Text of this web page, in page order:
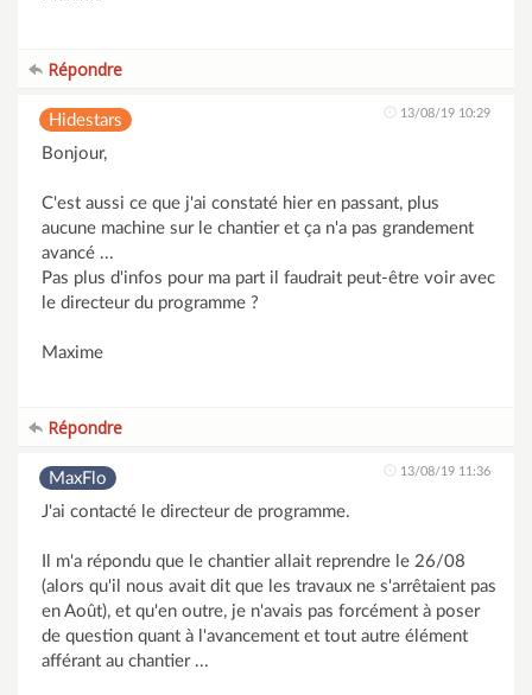
Répondre
Hidestars 13/08/19 10:29
Bonjour,
C'est aussi ce que j'ai constaté hier en passant, plus
aucune machine sur le chantier et ça n'a pas grandement
avancé ...
Pas plus d'infos pour ma part il faudrait peut-être voir avec
le directeur du programme ?
Maxime
Répondre
MaxFlo 13/08/19 11:36
J'ai contacté le directeur de programme.
Il m'a répondu que le chantier allait reprendre le 26/08
(alors qu'il nous avait dit que les travaux ne s'arrêtaient pas
en Août), et qu'en outre, je n'avais pas forcément à poser
de question quant à l'avancement et tout autre élément
afférant au chantier ...